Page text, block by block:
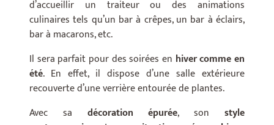
d’accueillir un traiteur ou des animations
culinaires tels qu’un bar à crêpes, un bar à éclairs,
bar à macarons, etc.
Il sera parfait pour des soirées en hiver comme en
été. En effet, il dispose d’une salle extérieure
recouverte d’une verrière entourée de plantes.
Avec sa décoration épurée, sonstyle